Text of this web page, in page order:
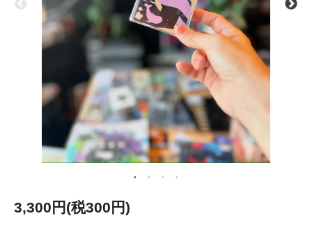
3,300円(税300円)